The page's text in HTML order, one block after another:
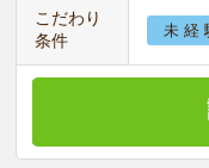
こだわり
条件
未 経